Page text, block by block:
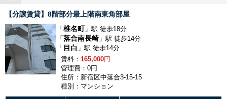
【分譲賃貸】8階部分最上階南東角部屋
「 椎名町 」駅 徒歩18分
「 落合南長崎 」駅 徒歩14分
「 目白 」駅 徒歩14分
賃料： 165,000円
管理費：0円
住所：新宿区中落合3-15-15
種別：マンション